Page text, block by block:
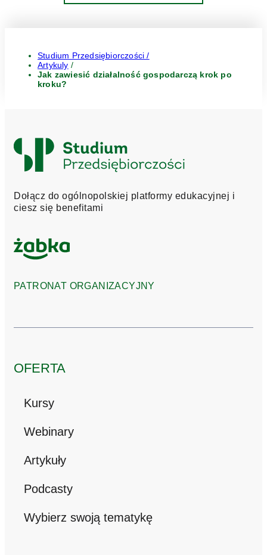
Studium Przedsiębiorczości /
Artykuly /
Jak zawiesić działalność gospodarczą krok po
kroku?
Logo
Studium
Dołącz do ogólnopolskiej platformy edukacyjnej i
ciesz się benefitami
PATRONAT ORGANIZACYJNY
OFERTA
Kursy
Webinary
Artykuły
Podcasty
Wybierz swoją tematykę